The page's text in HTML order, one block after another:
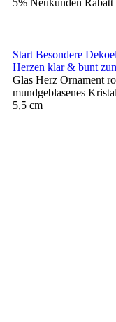
5% Neukunden
Start Besondere
Herzen klar & bunt
Glas Herz Ornament
mundgeblasenes
5,5 cm